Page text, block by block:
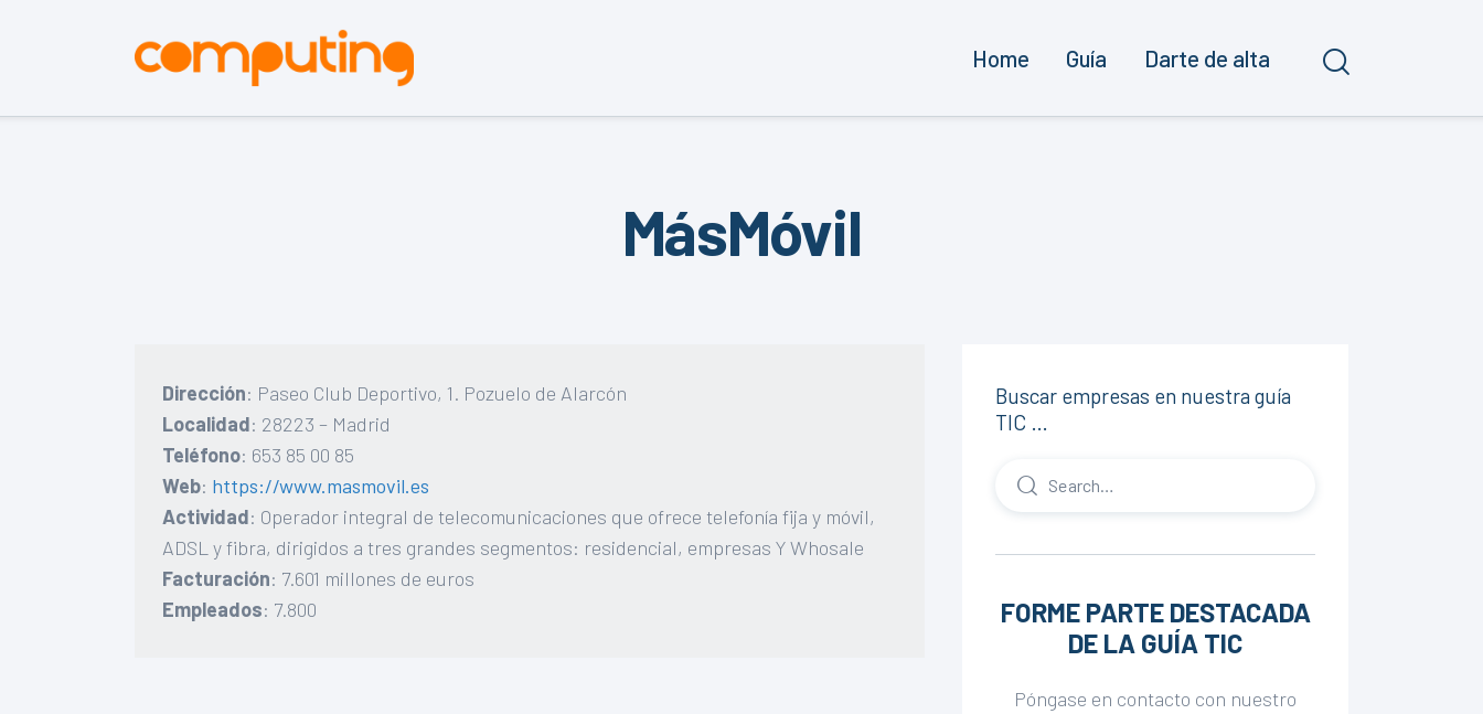
Home Guía Darte de alta
MásMóvil
Dirección: Paseo Club Deportivo, 1. Pozuelo de Alarcón
Localidad: 28223 – Madrid
Teléfono: 653 85 00 85
Web: https://www.masmovil.es
Actividad: Operador integral de telecomunicaciones que ofrece telefonía fija y móvil,
ADSL y fibra, dirigidos a tres grandes segmentos: residencial, empresas Y Whosale
Facturación: 7.601 millones de euros
Empleados: 7.800
Buscar empresas en nuestra guía
TIC …
FORME PARTE DESTACADA
DE LA GUÍA TIC
Póngase en contacto con nuestro